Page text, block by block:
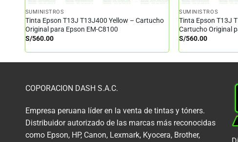
SUMINISTROS
Tinta Epson T13J T13J400 Yellow – Cartucho
Original para Epson EM-C8100
S/560.00
SUMINISTROS
Tinta Epson T13J
Cartucho Original
S/560.00
COPORACION DASH S.A.C.
Empresa peruana líder en la venta de tintas y tóners.
Distribuidor autorizado de las marcas más reconocidas
como Epson, HP, Canon, Lexmark, Kyocera, Brother,